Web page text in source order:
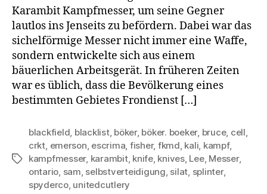
Karambit Kampfmesser, um seine Gegner
lautlos ins Jenseits zu befördern. Dabei war das
sichelförmige Messer nicht immer eine Waffe,
sondern entwickelte sich aus einem
bäuerlichen Arbeitsgerät. In früheren Zeiten
war es üblich, dass die Bevölkerung eines
bestimmten Gebietes Frondienst […]
Schlagwörter
blackfield, blacklist, böker, böker. boeker, bruce, cell,
crkt, emerson, escrima, fisher, fkmd, kali, kampf,
kampfmesser, karambit, knife, knives, Lee, Messer,
ontario, sam, selbstverteidigung, silat, splinter,
spyderco, unitedcutlery